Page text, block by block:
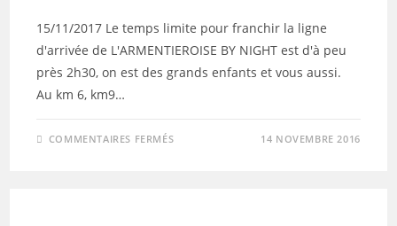
15/11/2017 Le temps limite pour franchir la ligne
d'arrivée de L'ARMENTIEROISE BY NIGHT est d'à peu
près 2h30, on est des grands enfants et vous aussi.
Au km 6, km9…
COMMENTAIRES FERMÉSSUR 14 NOVEMBRE 2016